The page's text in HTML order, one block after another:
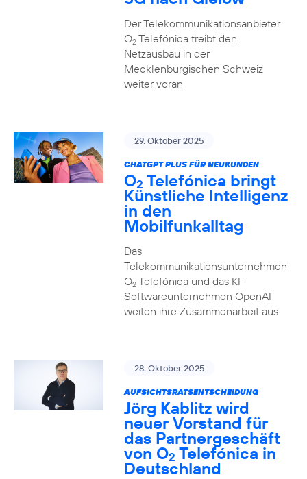
Der Telekommunikationsanbieter
O2Telefónica treibt den
Netzausbau in der
Mecklenburgischen Schweiz
weiter voran
29. Oktober 2025
CHATGPT PLUS FÜR NEUKUNDEN
O2 Telefónica bringt
Künstliche Intelligenz
in den
Mobilfunkalltag
Das
Telekommunikationsunternehmen
O2Telefónica und das KI-
Softwareunternehmen OpenAI
weiten ihre Zusammenarbeit aus
28. Oktober 2025
AUFSICHTSRATSENTSCHEIDUNG
Jörg Kablitz wird
neuer Vorstand für
das Partnergeschäft
von O2 Telefónica in
Deutschland